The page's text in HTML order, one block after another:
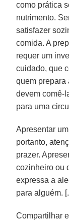
como prática
nutrimento.
satisfazer
comida. A
requer um
cuidado, que
quem prepara
devem comê-
para uma
Apresentar
portanto,
prazer.
cozinheiro ou
expressa a
para alguém.
Compartilhar